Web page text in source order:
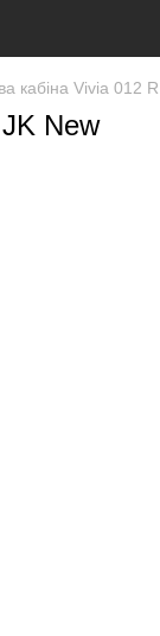
кабіна Vivia 012
New